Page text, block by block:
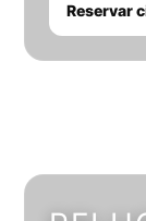
Reservar